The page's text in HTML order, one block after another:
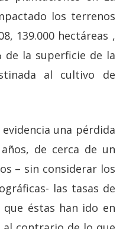
los terrenos
139.000 hectáreas ,
de la superficie de la
al cultivo de
una pérdida
de cerca de un
– sin considerar los
las tasas de
éstas han ido en